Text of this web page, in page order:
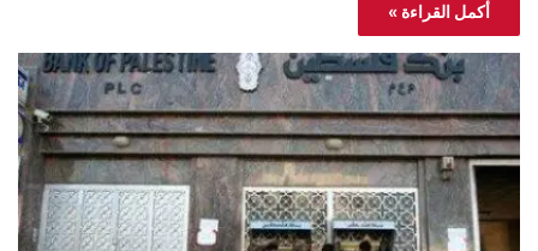
أكمل القراءة »